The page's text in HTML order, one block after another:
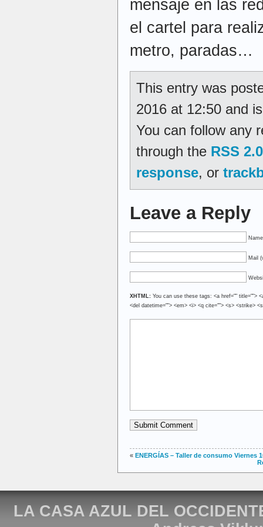
mensaje en las
el cartel para
metro, paradas…
This entry was
2016 at 12:50 and
You can follow any
through the RSS 2.0
response, or
Leave a Reply
Mail
XHTML: You can use these tags: <a href="" title="">
<del datetime=""> <em> <i> <q cite=""> <s> <strike>
« ENERGÍAS – Taller de consumo Viernes
LA CASA AZUL DEL